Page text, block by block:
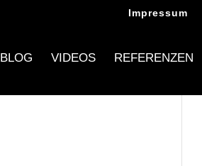
Impressum
BLOG VIDEOS REFERENZEN